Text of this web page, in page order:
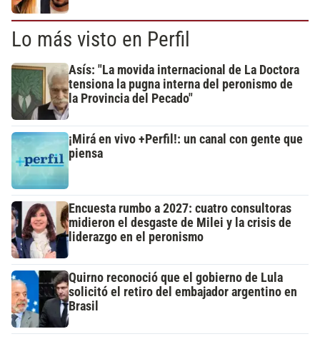
Lo más visto en Perfil
Asís: "La movida internacional de La Doctora
tensiona la pugna interna del peronismo de
la Provincia del Pecado"
¡Mirá en vivo +Perfil!: un canal con gente que
piensa
Encuesta rumbo a 2027: cuatro consultoras
midieron el desgaste de Milei y la crisis de
liderazgo en el peronismo
Quirno reconoció que el gobierno de Lula
solicitó el retiro del embajador argentino en
Brasil